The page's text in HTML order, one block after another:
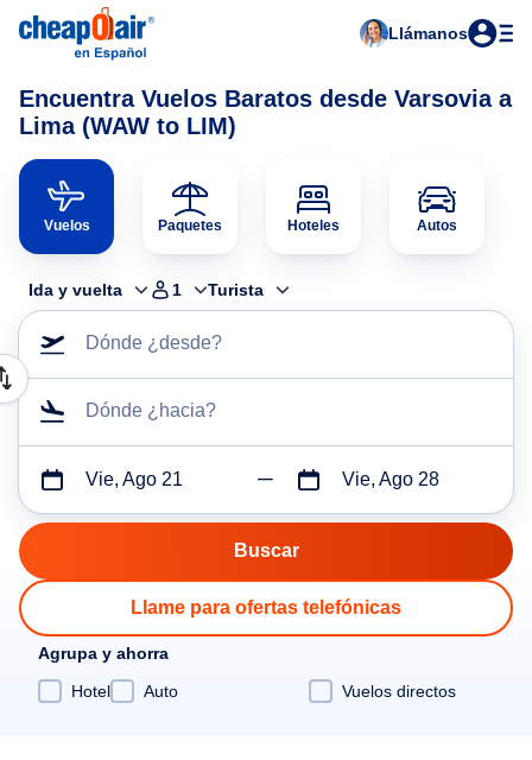
Llámanos
Encuentra Vuelos Baratos desde Varsovia a
Lima (WAW to LIM)
Vuelos Paquetes Hoteles Autos
Ida y vuelta 1 Turista
Dónde ¿desde?
Dónde ¿hacia?
Vie, Ago 21 Vie, Ago 28
Llame para ofertas telefónicas
Agrupa y ahorra
Hotel
Auto Vuelos directos